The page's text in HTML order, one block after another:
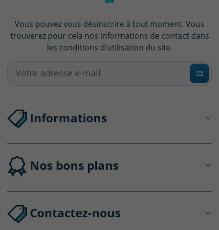
Vous pouvez vous désinscrire à tout moment. Vous
trouverez pour cela nos informations de contact dans
les conditions d'utilisation du site.
Informations
Nos bons plans
Contactez-nous